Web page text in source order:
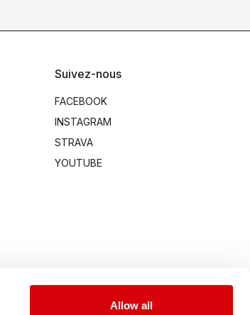
Allow all
Suivez-nous
FACEBOOK
INSTAGRAM
STRAVA
YOUTUBE